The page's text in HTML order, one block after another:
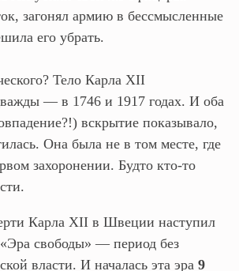
загонял армию в бессмысленные
его убрать.
Тело Карла XII
— в 1746 и 1917 годах. И оба
вскрытие показывало,
Она была не в том месте, где
захоронении. Будто кто-то
Карла XII в Швеции наступил
свободы» — период без
власти. И началась эта эра 9